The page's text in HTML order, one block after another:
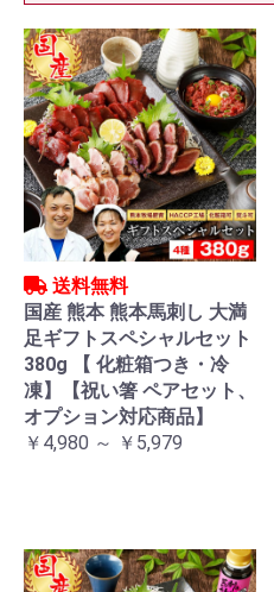
送料無料
国産 熊本 熊本馬刺し 大満
足ギフトスペシャルセット
380g 【 化粧箱つき・冷
凍】【祝い箸 ペアセット、
オプション対応商品】
￥4,980 ～ ￥5,979